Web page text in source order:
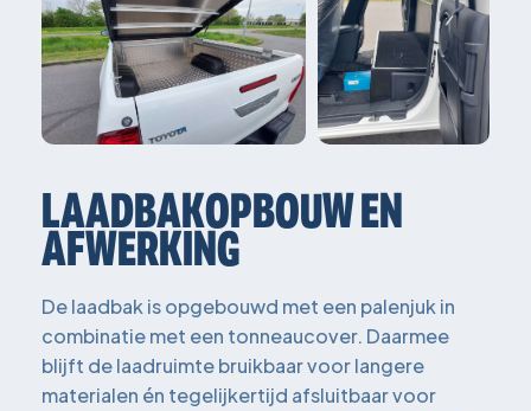
LAADBAKOPBOUW EN
AFWERKING
De laadbak is opgebouwd met een palenjuk in
combinatie met een tonneaucover. Daarmee
blijft de laadruimte bruikbaar voor langere
materialen én tegelijkertijd afsluitbaar voor